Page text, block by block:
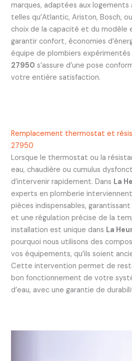
marques, adaptées aux logements
telles qu’Atlantic, Ariston, Bosch,
choix de la capacité et du modèle
garantir confort, économies
équipe de plombiers expérimentés
27950 s’assure d’une pose
votre entière satisfaction.
Remplacement thermostat et
27950
Lorsque le thermostat ou la
eau, chaudière ou cumulus
d’intervenir rapidement. Dans La
experts en plomberie
pièces indispensables,
et une régulation précise de la
installation est unique dans La
pourquoi nous utilisons des
vos équipements, qu’ils soient
Cette intervention permet de
bon fonctionnement de votre
d’eau, avec une garantie de